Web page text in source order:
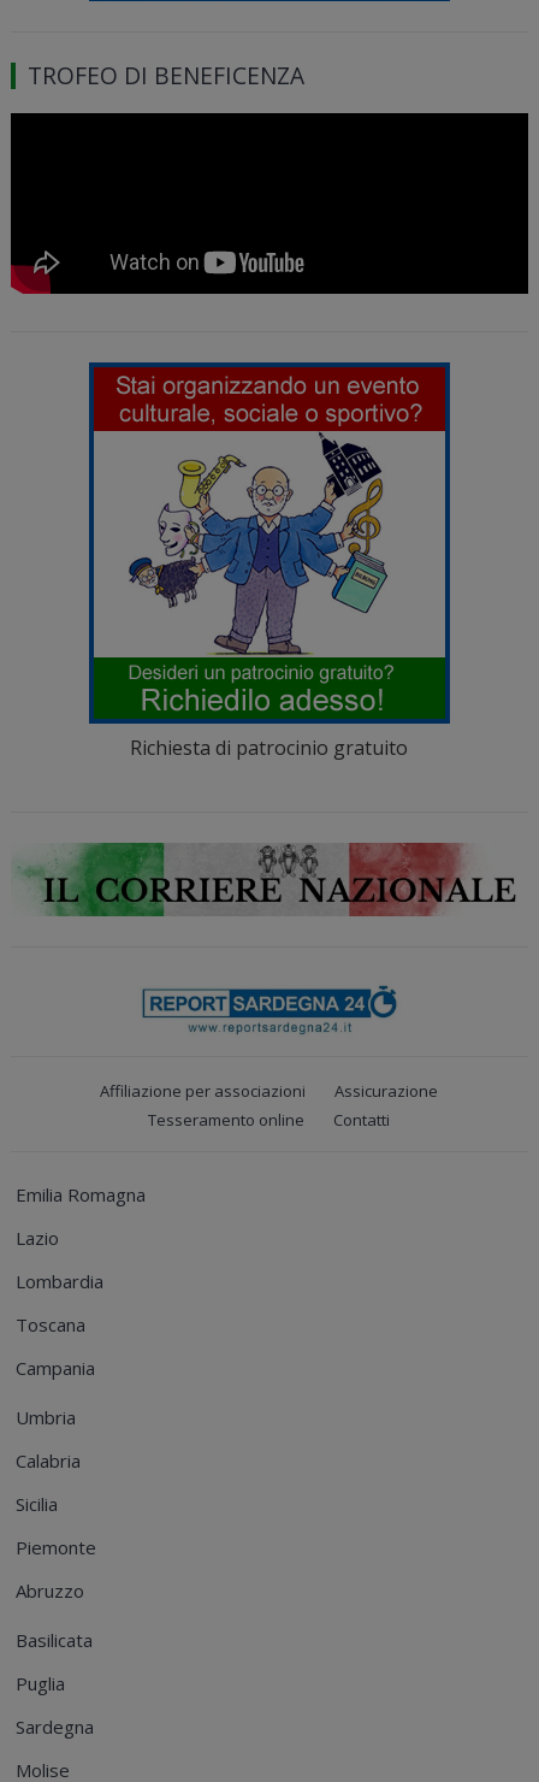
TROFEO DI BENEFICENZA
Richiesta di patrocinio gratuito
Affiliazione per associazioni
Assicurazione
Tesseramento online
Contatti
Emilia Romagna
Lazio
Lombardia
Toscana
Campania
Umbria
Calabria
Sicilia
Piemonte
Abruzzo
Basilicata
Puglia
Sardegna
Molise